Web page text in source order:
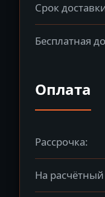
Срок
Бесплатная
Оплата
Рассрочка:
На расчётный